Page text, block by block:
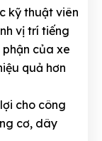
kỹ thuật viên
vị trí tiếng
của xe
quả hơn
cho công
cơ, dây